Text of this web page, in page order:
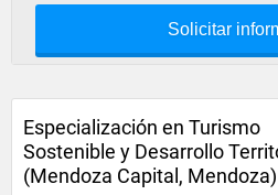
Solicitar
Especialización en Turismo
Sostenible y Desarrollo
(Mendoza Capital, Mendoza)